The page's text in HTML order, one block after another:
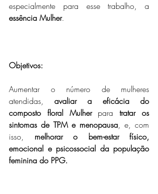
essência Mulher.
Objetivos:
Aumentar o número de mulheres
atendidas, avaliar a eficácia do
composto floral Mulher para tratar os
sintomas de TPM e menopausa, e, com
isso, melhorar o bem-estar físico,
emocional e psicossocial da população
feminina do PPG.